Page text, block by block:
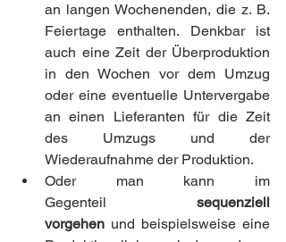
an langen Wochenenden, die z. B.
Feiertage enthalten. Denkbar ist
auch eine Zeit der Überproduktion
in den Wochen vor dem Umzug
oder eine eventuelle Untervergabe
an einen Lieferanten für die Zeit
des Umzugs und der
Wiederaufnahme der Produktion.
Oder man kann im
Gegenteil sequenziell
vorgehen und beispielsweise eine